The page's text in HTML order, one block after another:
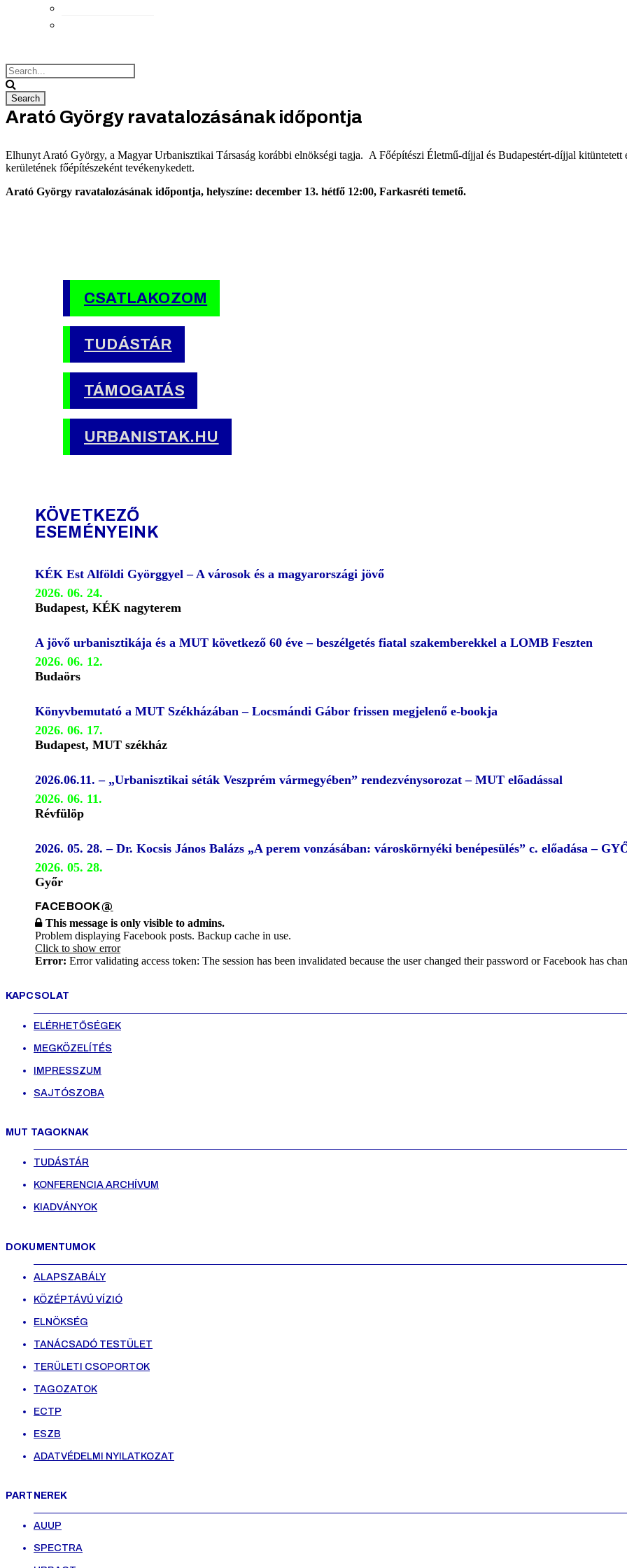
Arató György ravatalozásának időpontja
Elhunyt Arató György, a Magyar Urbanisztikai Társaság korábbi elnökségi tagja. A Főépítészi Életmű-díjjal és Budapestért-díjjal
kerületének főépítészeként tevékenykedett.
Arató György ravatalozásának időpontja, helyszíne: december 13. hétfő 12:00, Farkasréti temető.
CSATLAKOZOM
TUDÁSTÁR
TÁMOGATÁS
URBANISTAK.HU
KÖVETKEZŐ
ESEMÉNYEINK
KÉK Est Alföldi Györggyel – A városok és a magyarországi jövő
2026. 06. 24.
Budapest, KÉK nagyterem
A jövő urbanisztikája és a MUT következő 60 éve – beszélgetés fiatal szakemberekkel a LOMB Feszten
2026. 06. 12.
Budaörs
Könyvbemutató a MUT Székházában – Locsmándi Gábor frissen megjelenő e-bookja
2026. 06. 17.
Budapest, MUT székház
2026.06.11. – „Urbanisztikai séták Veszprém vármegyében” rendezvénysorozat – MUT előadással
2026. 06. 11.
Révfülöp
2026. 05. 28. – Dr. Kocsis János Balázs „A perem vonzásában: városkörnyéki benépesülés” c. előadása –
2026. 05. 28.
Győr
FACEBOOK@
This message is only visible to admins.
Problem displaying Facebook posts. Backup cache in use.
Click to show error
Error: Error validating access token: The session has been invalidated because the user changed their password or Facebook has
KAPCSOLAT
ELÉRHETŐSÉGEK
MEGKÖZELÍTÉS
IMPRESSZUM
SAJTÓSZOBA
MUT TAGOKNAK
TUDÁSTÁR
KONFERENCIA ARCHÍVUM
KIADVÁNYOK
DOKUMENTUMOK
ALAPSZABÁLY
KÖZÉPTÁVÚ VÍZIÓ
ELNÖKSÉG
TANÁCSADÓ TESTÜLET
TERÜLETI CSOPORTOK
TAGOZATOK
ECTP
ESZB
ADATVÉDELMI NYILATKOZAT
PARTNEREK
AUUP
SPECTRA